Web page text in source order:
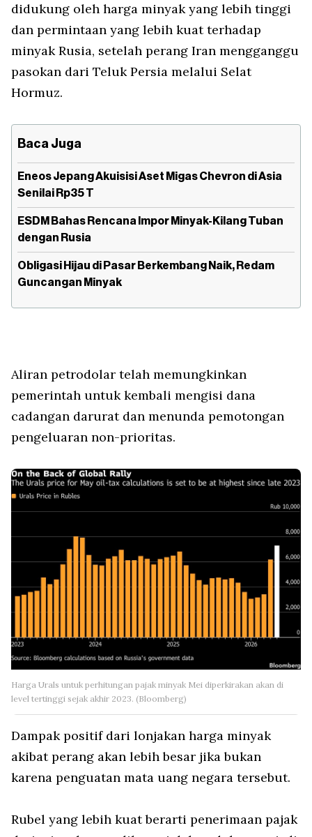
didukung oleh harga minyak yang lebih tinggi
dan permintaan yang lebih kuat terhadap
minyak Rusia, setelah perang Iran mengganggu
pasokan dari Teluk Persia melalui Selat
Hormuz.
Baca Juga
Eneos Jepang Akuisisi Aset Migas Chevron di Asia
Senilai Rp35 T
ESDM Bahas Rencana Impor Minyak-Kilang Tuban
dengan Rusia
Obligasi Hijau di Pasar Berkembang Naik, Redam
Guncangan Minyak
Aliran petrodolar telah memungkinkan
pemerintah untuk kembali mengisi dana
cadangan darurat dan menunda pemotongan
pengeluaran non-prioritas.
Harga Urals untuk perhitungan pajak minyak Mei diperkirakan akan di
level tertinggi sejak akhir 2023. (Bloomberg)
Dampak positif dari lonjakan harga minyak
akibat perang akan lebih besar jika bukan
karena penguatan mata uang negara tersebut.
Rubel yang lebih kuat berarti penerimaan pajak